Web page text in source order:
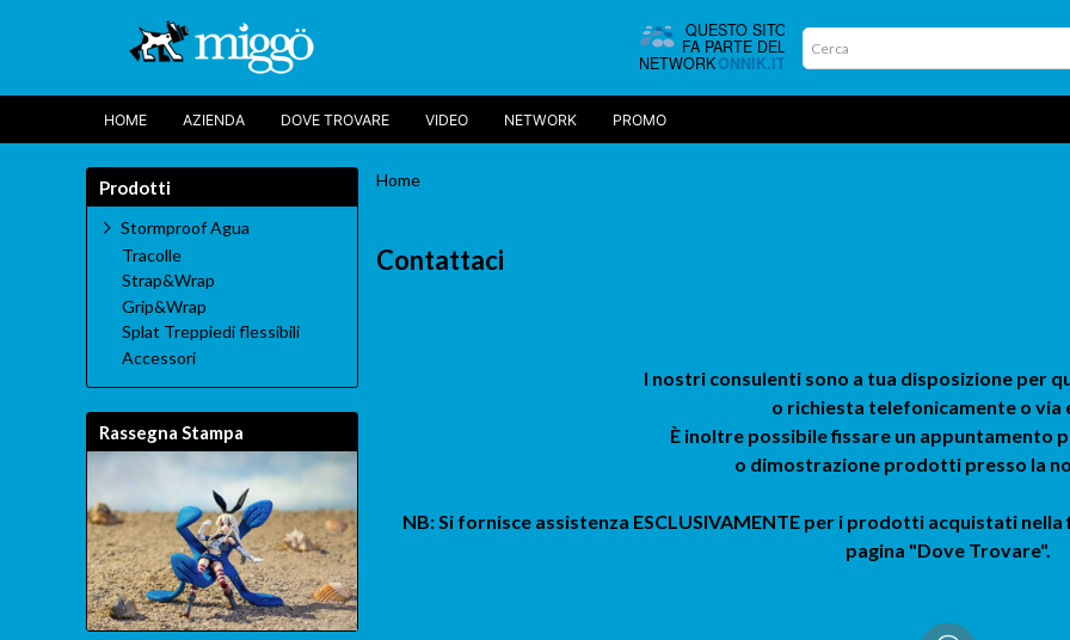
HOME AZIENDA DOVE TROVARE VIDEO NETWORK PROMO
Home
Contattaci
I nostri consulenti sono a tua disposizione per
o richiesta telefonicamente o via
È inoltre possibile fissare un appuntamento
o dimostrazione prodotti presso la
NB: Si fornisce assistenza ESCLUSIVAMENTE per i prodotti acquistati
pagina "Dove Trovare".
Prodotti
Stormproof Agua
Tracolle
Strap&Wrap
Grip&Wrap
Splat Treppiedi flessibili
Accessori
Rassegna Stampa